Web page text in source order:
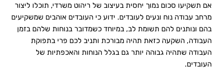
אם תשקיעו סכום נמוך יחסית בעיצוב של ריהוט משרדי, תוכלו ליצור
מרחב עבודה נוח ונעים לעובדים. ידוע כי העובדים אוהבים שמשקיעים
בהם ונותנים להם תשומת לב, במיוחד כשמדובר בנוחות שלהם בזמן
העבודה, השקעה כזאת תהיה מבורכת ותניב לכם פרי בתפוקת
העבודה שתהיה גבוהה יותר גם בגלל הנוחות והאכפתיות של
העובדים.